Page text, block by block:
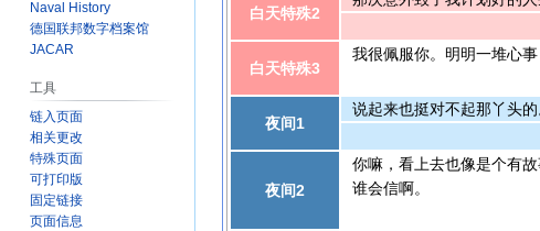
白天特殊2
白天特殊3
我很佩服你。明明一堆心
夜间1
说起来也挺对不起那丫头
夜间2
你嘛，看上去也像是个有
谁会信啊。
Naval History
德国联邦数字档案馆
JACAR
工具
链入页面
相关更改
特殊页面
可打印版
固定链接
页面信息